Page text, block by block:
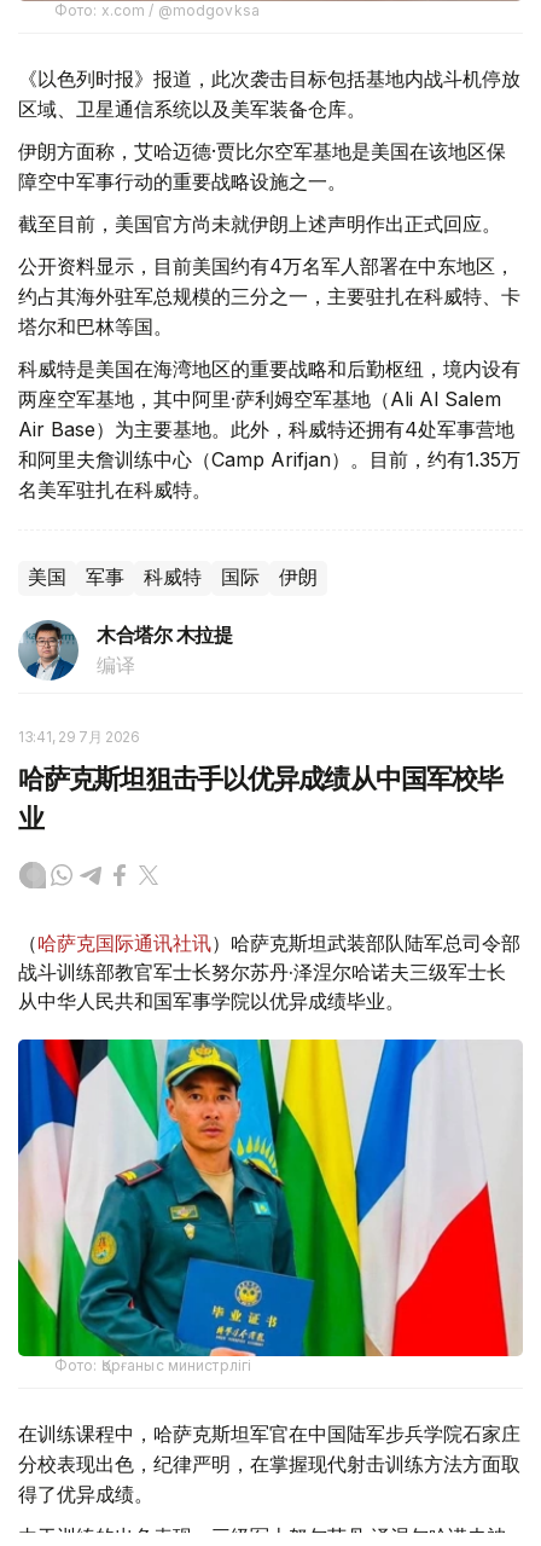
Фото: x.com / @modgovksa
《以色列时报》报道，此次袭击目标包括基地内战斗机停放
区域、卫星通信系统以及美军装备仓库。
伊朗方面称，艾哈迈德·贾比尔空军基地是美国在该地区保
障空中军事行动的重要战略设施之一。
截至目前，美国官方尚未就伊朗上述声明作出正式回应。
公开资料显示，目前美国约有4万名军人部署在中东地区，
约占其海外驻军总规模的三分之一，主要驻扎在科威特、卡
塔尔和巴林等国。
科威特是美国在海湾地区的重要战略和后勤枢纽，境内设有
两座空军基地，其中阿里·萨利姆空军基地（Ali Al Salem
Air Base）为主要基地。此外，科威特还拥有4处军事营地
和阿里夫詹训练中心（Camp Arifjan）。目前，约有1.35万
名美军驻扎在科威特。
美国 军事 科威特 国际 伊朗
木合塔尔 木拉提
编译
13:41, 29 7月 2026
哈萨克斯坦狙击手以优异成绩从中国军校毕
业
（哈萨克国际通讯社讯）哈萨克斯坦武装部队陆军总司令部
战斗训练部教官军士长努尔苏丹·泽涅尔哈诺夫三级军士长
从中华人民共和国军事学院以优异成绩毕业。
Фото: Қорғаныс министрлігі
在训练课程中，哈萨克斯坦军官在中国陆军步兵学院石家庄
分校表现出色，纪律严明，在掌握现代射击训练方法方面取
得了优异成绩。
由于训练的出色表现，三级军士努尔苏丹·泽涅尔哈诺夫被